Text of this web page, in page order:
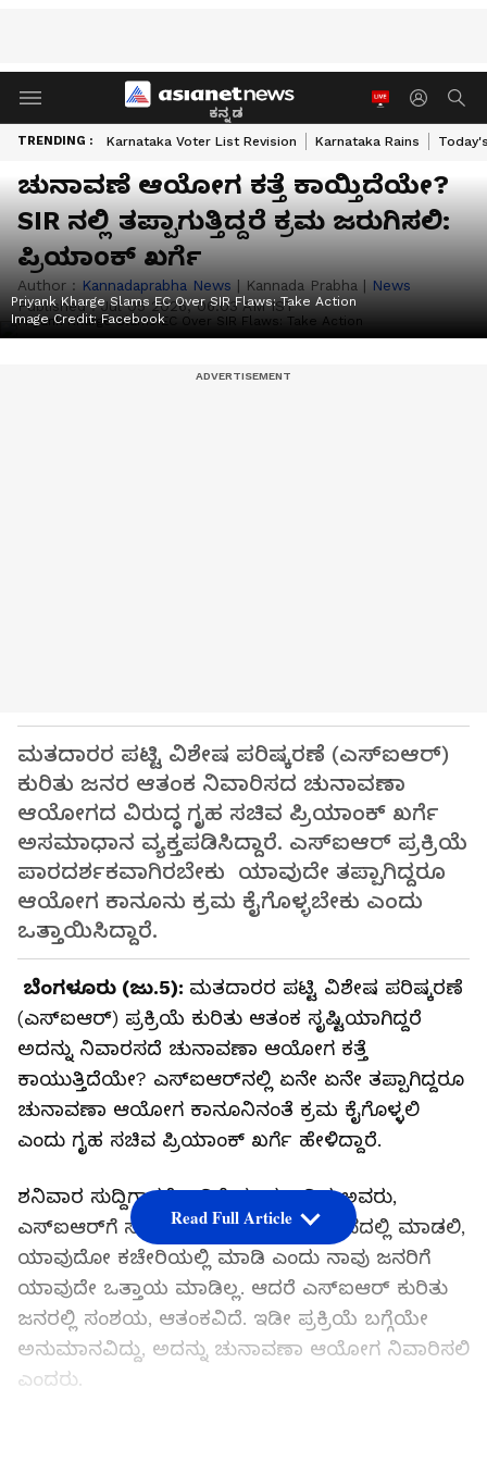
ಕನ್ನಡ
TRENDING : Karnataka Voter List Revision Karnataka Rains
ಚುನಾವಣೆ ಆಯೋಗ ಕತ್ತೆ ಕಾಯ್ತಿದೆಯೇ?
SIR ನಲ್ಲಿ ತಪ್ಪಾಗುತ್ತಿದ್ದರೆ ಕ್ರಮ ಜರುಗಿಸಲಿ:
ಪ್ರಿಯಾಂಕ್ ಖರ್ಗೆ
Author : Kannadaprabha News | Kannada Prabha | News
Published :Jul 05 2026, 06:03 AM IST
Priyank Kharge Slams EC Over SIR Flaws: Take Action
Image Credit:Facebook
ಮತದಾರರ ಪಟ್ಟಿ ವಿಶೇಷ ಪರಿಷ್ಕರಣೆ (ಎಸ್‌ಐಆರ್‌)
ಕುರಿತು ಜನರ ಆತಂಕ ನಿವಾರಿಸದ ಚುನಾವಣಾ
ಆಯೋಗದ ವಿರುದ್ಧ ಗೃಹ ಸಚಿವ ಪ್ರಿಯಾಂಕ್ ಖರ್ಗೆ
ಅಸಮಾಧಾನ ವ್ಯಕ್ತಪಡಿಸಿದ್ದಾರೆ. ಎಸ್‌ಐಆರ್‌ ಪ್ರಕ್ರಿಯೆ
ಪಾರದರ್ಶಕವಾಗಿರಬೇಕು ಯಾವುದೇ ತಪ್ಪಾಗಿದ್ದರೂ
ಆಯೋಗ ಕಾನೂನು ಕ್ರಮ ಕೈಗೊಳ್ಳಬೇಕು ಎಂದು
ಒತ್ತಾಯಿಸಿದ್ದಾರೆ.
ಬೆಂಗಳೂರು (ಜು.5): ಮತದಾರರ ಪಟ್ಟಿ ವಿಶೇಷ ಪರಿಷ್ಕರಣೆ
(ಎಸ್‌ಐಆರ್‌) ಪ್ರಕ್ರಿಯೆ ಕುರಿತು ಆತಂಕ ಸೃಷ್ಟಿಯಾಗಿದ್ದರೆ
ಅದನ್ನು ನಿವಾರಸದೆ ಚುನಾವಣಾ ಆಯೋಗ ಕತ್ತೆ
ಕಾಯುತ್ತಿದೆಯೇ? ಎಸ್‌ಐಆರ್‌ನಲ್ಲಿ ಏನೇ ಏನೇ ತಪ್ಪಾಗಿದ್ದರೂ
ಚುನಾವಣಾ ಆಯೋಗ ಕಾನೂನಿನಂತೆ ಕ್ರಮ ಕೈಗೊಳ್ಳಲಿ
ಎಂದು ಗೃಹ ಸಚಿವ ಪ್ರಿಯಾಂಕ್‌ ಖರ್ಗೆ ಹೇಳಿದ್ದಾರೆ.
ಶನಿವಾರ ಸುದ್ದಿಗಾರರೊಂದಿಗೆ ಮಾತನಾಡಿದ ಅವರು,
ಎಸ್‌ಐಆರ್‌ಗೆ ಸಂಬಂಧಿಸಿ ಸಮುದಾಯ ಭವನದಲ್ಲಿ ಮಾಡಲಿ,
ಯಾವುದೋ ಕಚೇರಿಯಲ್ಲಿ ಮಾಡಿ ಎಂದು ನಾವು ಜನರಿಗೆ
ಯಾವುದೇ ಒತ್ತಾಯ ಮಾಡಿಲ್ಲ. ಆದರೆ ಎಸ್‌ಐಆರ್‌ ಕುರಿತು
ಜನರಲ್ಲಿ ಸಂಶಯ, ಆತಂಕವಿದೆ. ಇಡೀ ಪ್ರಕ್ರಿಯೆ ಬಗ್ಗೆಯೇ
ಅನುಮಾನವಿದ್ದು, ಅದನ್ನು ಚುನಾವಣಾ ಆಯೋಗ ನಿವಾರಿಸಲಿ
ಎಂದರು.
Read Full Article